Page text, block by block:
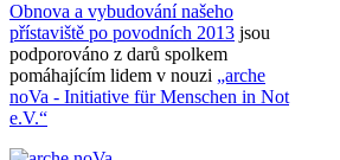
Obnova a vybudování našeho
přístaviště po povodních 2013 jsou
podporováno z darů spolkem
pomáhajícím lidem v nouzi „arche
noVa - Initiative für Menschen in Not
e.V.“